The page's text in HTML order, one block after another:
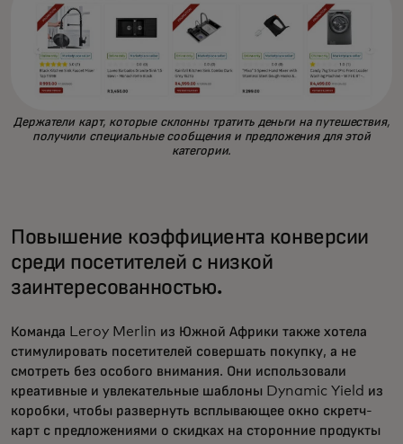
Держатели карт, которые склонны тратить деньги на путешествия,
получили специальные сообщения и предложения для этой
категории.
Повышение коэффициента конверсии
среди посетителей с низкой
заинтересованностью.
Команда Leroy Merlin из Южной Африки также хотела
стимулировать посетителей совершать покупку, а не
смотреть без особого внимания. Они использовали
креативные и увлекательные шаблоны Dynamic Yield из
коробки, чтобы развернуть всплывающее окно скретч-
карт с предложениями о скидках на сторонние продукты